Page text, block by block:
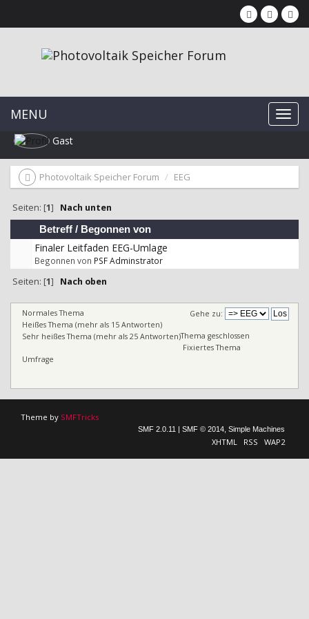
MENU
Gast
Photovoltaik Speicher Forum EEG
Seiten: [1] Nach unten
Betreff / Begonnen von
Finaler Leitfaden EEG-Umlage
Begonnen von PSF Adminstrator
Seiten: [1] Nach oben
Gehe zu:
Normales Thema
Heißes Thema (mehr als 15 Antworten)
Sehr heißes Thema (mehr als 25 Antworten)Thema geschlossen
Fixiertes Thema
Umfrage
Theme by SMFTricks
SMF 2.0.11 SMF © 2014 Simple Machines
XHTML RSS WAP2